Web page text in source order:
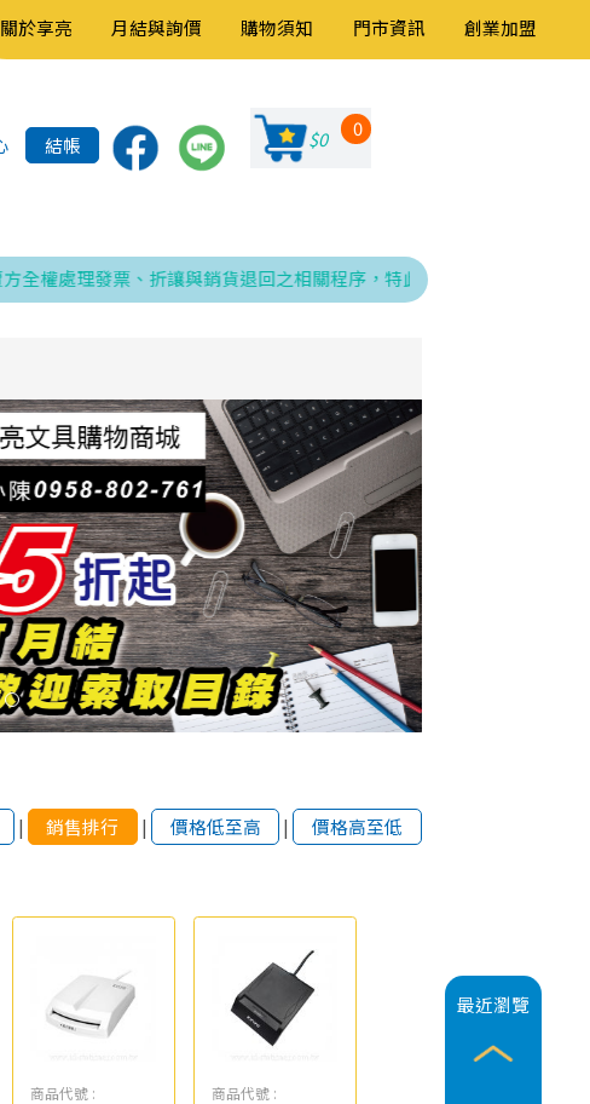
關於享亮 月結與詢價 購物須知 門市資訊 創業加盟
結帳 $0 0
理發票、折讓與銷貨退回之相關程序，特此告知！
最近瀏覽
| 銷售排行 | 價格低至高 | 價格高至低
商品代號 :
商品代號 :